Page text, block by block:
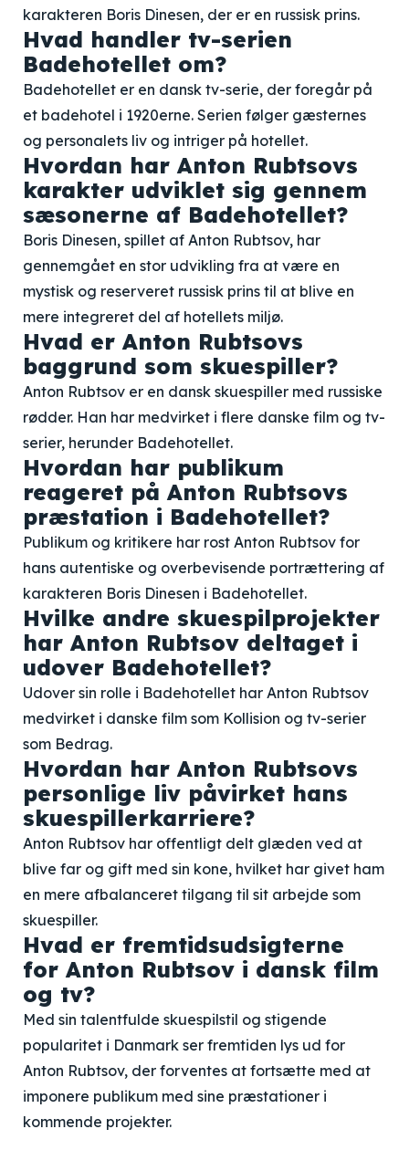
karakteren Boris Dinesen, der er en russisk prins.
Hvad handler tv-serien
Badehotellet om?
Badehotellet er en dansk tv-serie, der foregår på
et badehotel i 1920erne. Serien følger gæsternes
og personalets liv og intriger på hotellet.
Hvordan har Anton Rubtsovs
karakter udviklet sig gennem
sæsonerne af Badehotellet?
Boris Dinesen, spillet af Anton Rubtsov, har
gennemgået en stor udvikling fra at være en
mystisk og reserveret russisk prins til at blive en
mere integreret del af hotellets miljø.
Hvad er Anton Rubtsovs
baggrund som skuespiller?
Anton Rubtsov er en dansk skuespiller med russiske
rødder. Han har medvirket i flere danske film og tv-
serier, herunder Badehotellet.
Hvordan har publikum
reageret på Anton Rubtsovs
præstation i Badehotellet?
Publikum og kritikere har rost Anton Rubtsov for
hans autentiske og overbevisende portrættering af
karakteren Boris Dinesen i Badehotellet.
Hvilke andre skuespilprojekter
har Anton Rubtsov deltaget i
udover Badehotellet?
Udover sin rolle i Badehotellet har Anton Rubtsov
medvirket i danske film som Kollision og tv-serier
som Bedrag.
Hvordan har Anton Rubtsovs
personlige liv påvirket hans
skuespillerkarriere?
Anton Rubtsov har offentligt delt glæden ved at
blive far og gift med sin kone, hvilket har givet ham
en mere afbalanceret tilgang til sit arbejde som
skuespiller.
Hvad er fremtidsudsigterne
for Anton Rubtsov i dansk film
og tv?
Med sin talentfulde skuespilstil og stigende
popularitet i Danmark ser fremtiden lys ud for
Anton Rubtsov, der forventes at fortsætte med at
imponere publikum med sine præstationer i
kommende projekter.